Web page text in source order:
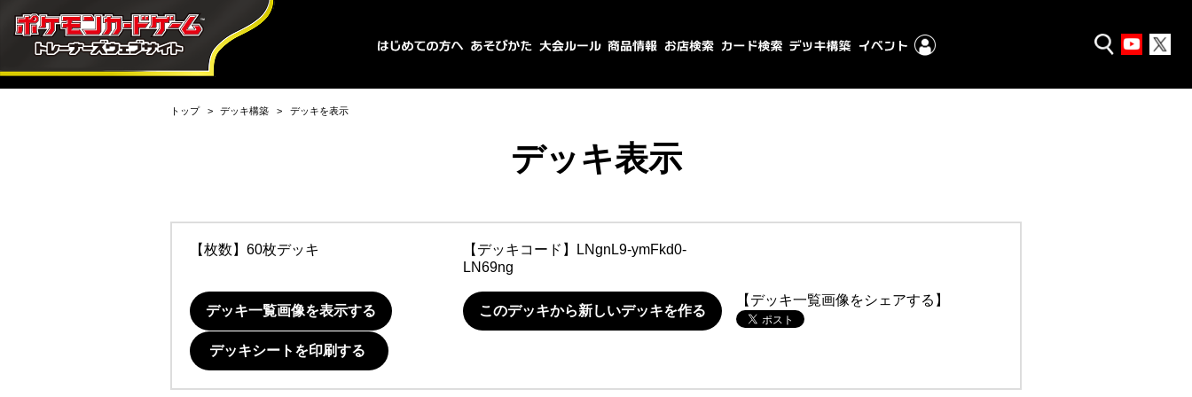
トップ デッキ構築 デッキを表示
デッキ表示
【枚数】60枚デッキ 【デッキコード】
LNgnL9-ymFkd0-
LN69ng
デッキ一覧画像を表示する このデッキから新しいデッキを作る
【デッキ一覧画像をシェアする】
デッキシートを印刷する